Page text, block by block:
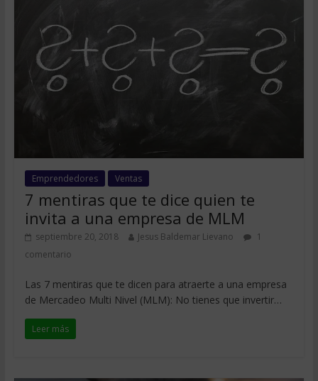
Emprendedores Ventas
7 mentiras que te dice quien te
invita a una empresa de MLM
septiembre 20, 2018 Jesus Baldemar Lievano
1
comentario
Las 7 mentiras que te dicen para atraerte a una empresa
de Mercadeo Multi Nivel (MLM): No tienes que invertir…​
Leer más